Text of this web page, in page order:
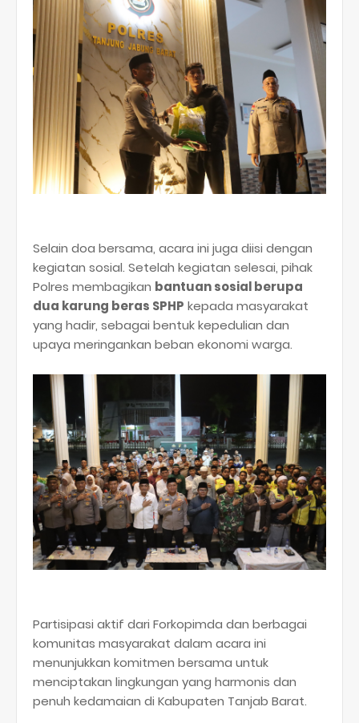
Selain doa bersama, acara ini juga diisi dengan
kegiatan sosial. Setelah kegiatan selesai, pihak
Polres membagikan bantuan sosial berupa
dua karung beras SPHP kepada masyarakat
yang hadir, sebagai bentuk kepedulian dan
upaya meringankan beban ekonomi warga.
​Partisipasi aktif dari Forkopimda dan berbagai
komunitas masyarakat dalam acara ini
menunjukkan komitmen bersama untuk
menciptakan lingkungan yang harmonis dan
penuh kedamaian di Kabupaten Tanjab Barat.